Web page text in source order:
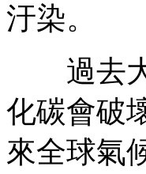
汙染。
過去大
化碳會破
來全球氣